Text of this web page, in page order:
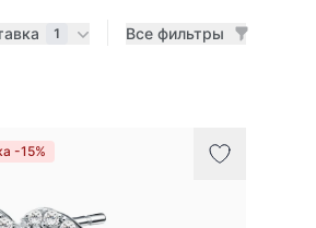
1 Все фильтры
-15%